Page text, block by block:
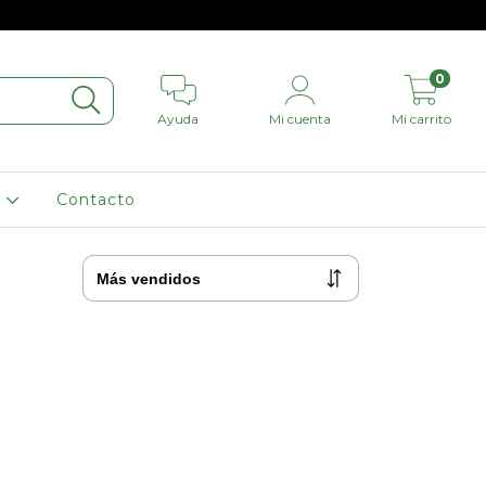
Ayuda Mi cuenta Mi carrito
0
Contacto